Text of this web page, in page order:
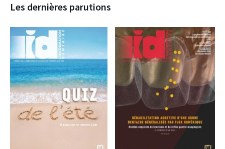
Les dernières parutions